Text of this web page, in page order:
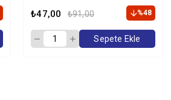
₺47,00 ₺91,00 %48
Sepete Ekle